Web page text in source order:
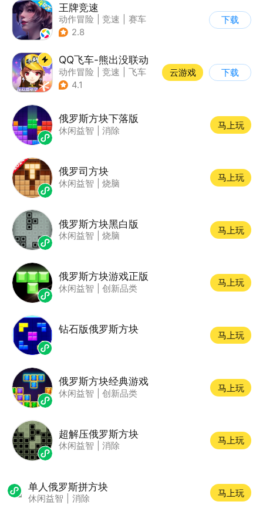
王牌竞速
动作冒险 竞速
赛车
| 漂移
2.8
下载
QQ飞车-熊出没联动
动作冒险 竞速
飞车
| 漂移
4.1
云游戏 下载
俄罗斯方块下落版
休闲益智 消除
马上玩
俄罗司方块
休闲益智 烧脑
马上玩
俄罗斯方块黑白版
休闲益智 烧脑
马上玩
俄罗斯方块游戏正版
休闲益智 创新品类
马上玩
钻石版俄罗斯方块
马上玩
俄罗斯方块经典游戏
休闲益智 创新品类
马上玩
超解压俄罗斯方块
休闲益智 消除
马上玩
单人俄罗斯拼方块
休闲益智 消除
马上玩